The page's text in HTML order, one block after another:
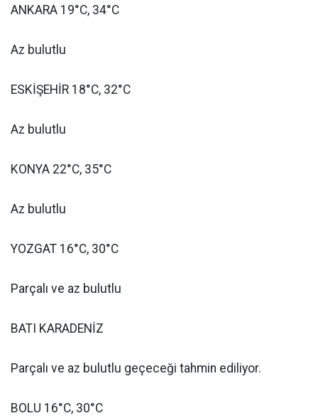
ANKARA 19°C, 34°C
Az bulutlu
ESKİŞEHİR 18°C, 32°C
Az bulutlu
KONYA 22°C, 35°C
Az bulutlu
YOZGAT 16°C, 30°C
Parçalı ve az bulutlu
BATI KARADENİZ
Parçalı ve az bulutlu geçeceği tahmin ediliyor.
BOLU 16°C, 30°C